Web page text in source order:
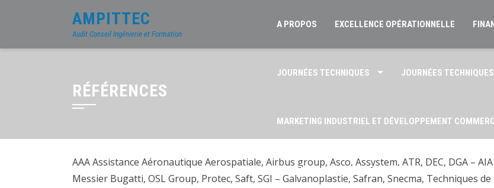
AMPITTEC
Audit Conseil Ingénierie et Formation
A PROPOS EXCELLENCE OPÉRATIONNELLE
JOURNÉES TECHNIQUES JOURNÉES
MARKETING INDUSTRIEL ET DÉVELOPPEMENT
POLITIQUE DE CONFIDENTIALITÉ AMPITTEC QUI
RÉFÉRENCES
AAA Assistance Aéronautique Aerospatiale, Airbus group, Asco, Assystem, ATR, DEC, DGA –
Messier Bugatti, OSL Group, Protec, Saft, SGI – Galvanoplastie, Safran, Snecma, Techniques